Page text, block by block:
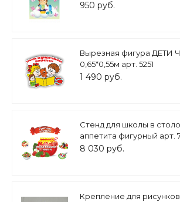
950 руб.
Вырезная фигура ДЕТИ
0,65*0,55м арт. 5251
1 490 руб.
Стенд для школы в
аппетита фигурный арт.
8 030 руб.
Крепление для